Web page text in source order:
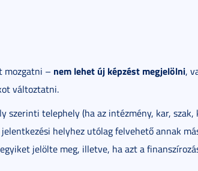
mozgatni – nem lehet új képzést megjelölni,
változtatni.
szerinti telephely (ha az intézmény, kar, szak,
helyhez utólag felvehető annak
jelölte meg, illetve, ha azt a